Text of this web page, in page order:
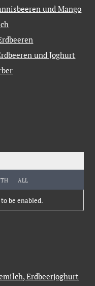
und Mango
und Joghurt
ALL
be enabled.
Erdbeerjoghurt